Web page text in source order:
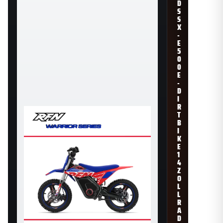
D
S
S
X
-
E
5
0
0
E
-
D
I
R
T
B
I
K
E
1
4
Z
O
L
L
R
A
D